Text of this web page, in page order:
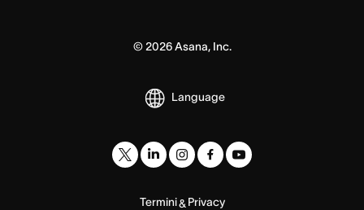
© 2026Asana, Inc.
Language
Termini& Privacy